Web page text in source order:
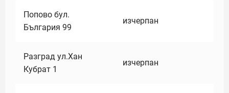
Попово бул.
България 99
изчерпан
Разград ул.Хан
Кубрат 1
изчерпан